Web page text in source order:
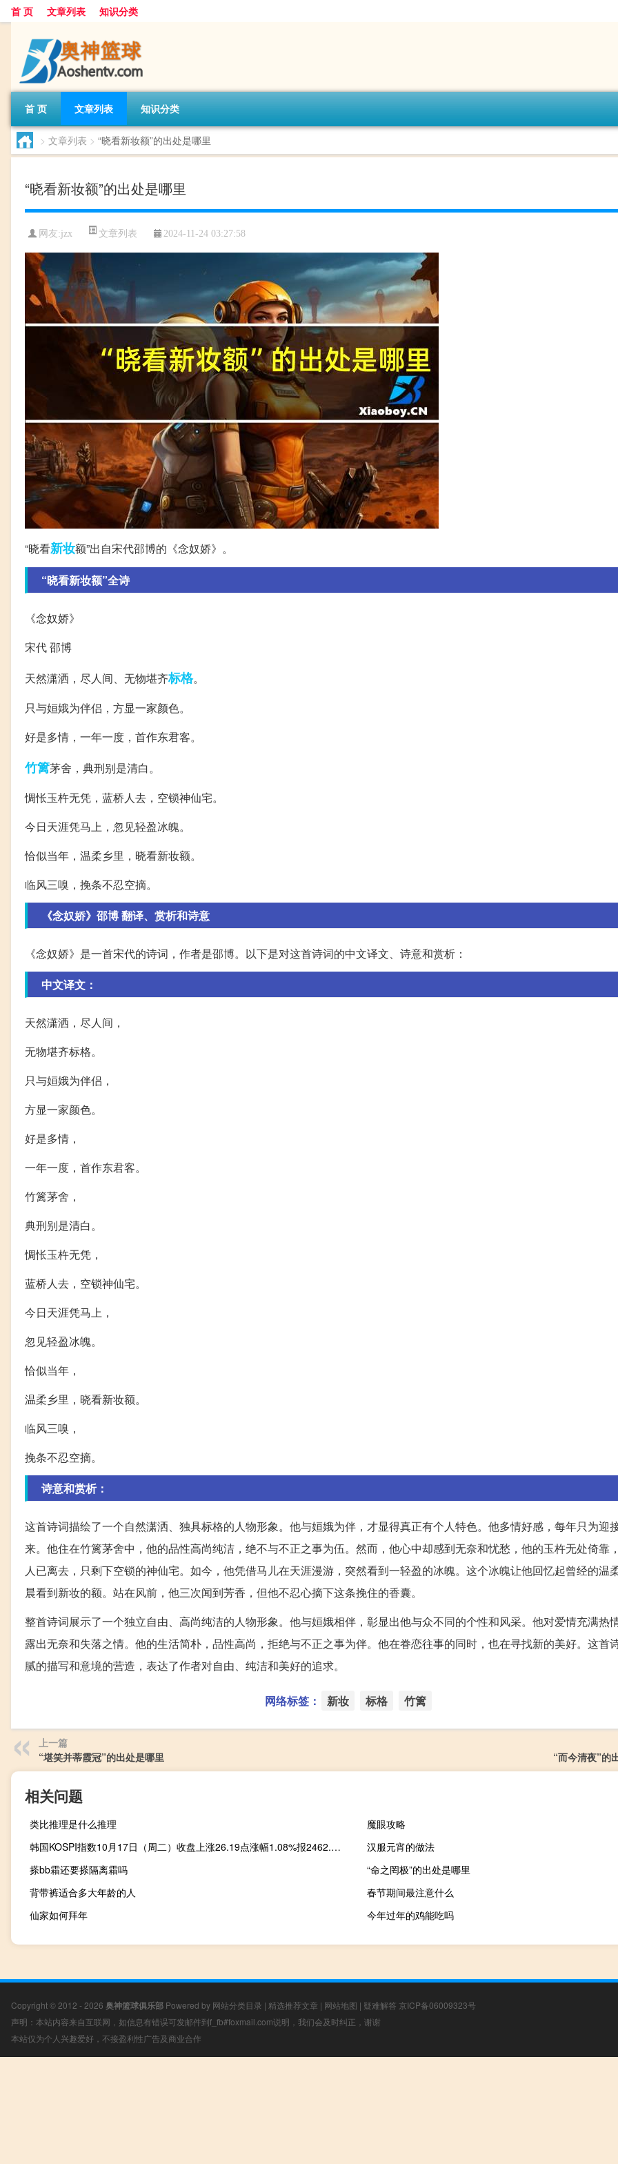
首 页 文章列表 知识分类
首 页 文章列表 知识分类
> 文章列表 > “晓看新妆额”的出处是哪里
“晓看新妆额”的出处是哪里
网友:jzx 文章列表 2024-11-24 03:27:58
“晓看新妆额”出自宋代邵博的《念奴娇》。
“晓看新妆额”全诗
《念奴娇》
宋代 邵博
天然潇洒，尽人间、无物堪齐标格。
只与姮娥为伴侣，方显一家颜色。
好是多情，一年一度，首作东君客。
竹篱茅舍，典刑别是清白。
惆怅玉杵无凭，蓝桥人去，空锁神仙宅。
今日天涯凭马上，忽见轻盈冰魄。
恰似当年，温柔乡里，晓看新妆额。
临风三嗅，挽条不忍空摘。
《念奴娇》邵博 翻译、赏析和诗意
《念奴娇》是一首宋代的诗词，作者是邵博。以下是对这首诗词的中文译文、诗意和赏析：
中文译文：
天然潇洒，尽人间，
无物堪齐标格。
只与姮娥为伴侣，
方显一家颜色。
好是多情，
一年一度，首作东君客。
竹篱茅舍，
典刑别是清白。
惆怅玉杵无凭，
蓝桥人去，空锁神仙宅。
今日天涯凭马上，
忽见轻盈冰魄。
恰似当年，
温柔乡里，晓看新妆额。
临风三嗅，
挽条不忍空摘。
诗意和赏析：
这首诗词描绘了一个自然潇洒、独具标格的人物形象。他与姮娥为伴，才显得真正有个人特色。他多情好感，每年只为迎
来。他住在竹篱茅舍中，他的品性高尚纯洁，绝不与不正之事为伍。然而，他心中却感到无奈和忧愁，他的玉杵无处倚靠
人已离去，只剩下空锁的神仙宅。如今，他凭借马儿在天涯漫游，突然看到一轻盈的冰魄。这个冰魄让他回忆起曾经的温
晨看到新妆的额。站在风前，他三次闻到芳香，但他不忍心摘下这条挽住的香囊。
整首诗词展示了一个独立自由、高尚纯洁的人物形象。他与姮娥相伴，彰显出他与众不同的个性和风采。他对爱情充满热
露出无奈和失落之情。他的生活简朴，品性高尚，拒绝与不正之事为伴。他在眷恋往事的同时，也在寻找新的美好。这首
腻的描写和意境的营造，表达了作者对自由、纯洁和美好的追求。
网络标签： 新妆 标格 竹篱
上一篇
“堪笑并蒂霞冠”的出处是哪里
“而今清夜”的
相关问题
类比推理是什么推理
魔眼攻略
韩国KOSPI指数10月17日（周二）收盘上涨26.19点涨幅1.08%报2462.43点
汉服元宵的做法
搽bb霜还要搽隔离霜吗
“命之罔极”的出处是哪里
背带裤适合多大年龄的人
春节期间最注意什么
仙家如何拜年
今年过年的鸡能吃吗
Copyright © 2012 - 2026 奥神篮球俱乐部 Powered by 网站分类目录 | 精选推荐文章 | 网站地图 | 疑难解答 京ICP备06009323号
声明：本站内容来自互联网，如信息有错误可发邮件到f_fb#foxmail.com说明，我们会及时纠正，谢谢
本站仅为个人兴趣爱好，不接盈利性广告及商业合作